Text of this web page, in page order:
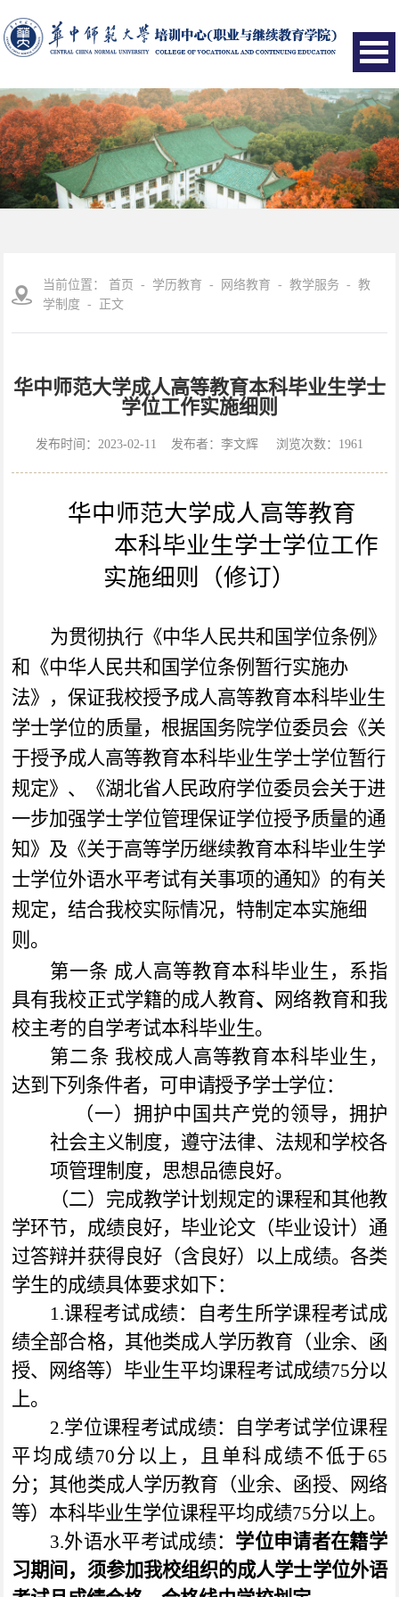
当前位置： 首页 - 学历教育 - 网络教育 -教学服务 -教
学制度 - 正文
华中师范大学成人高等教育本科毕业生学士
学位工作实施细则
发布时间：2023-02-11 发布者：李文辉 浏览次数： 1961
华中师范大学成人高等教育
本科毕业生学士学位工作
实施细则（修订）
为贯彻执行《中华人民共和国学位条例》
和《中华人民共和国学位条例暂行实施办
法》，保证我校授予成人高等教育本科毕业生
学士学位的质量，根据国务院学位委员会《关
于授予成人高等教育本科毕业生学士学位暂行
规定》、《湖北省人民政府学位委员会关于进
一步加强学士学位管理保证学位授予质量的通
知》及《关于高等学历继续教育本科毕业生学
士学位外语水平考试有关事项的通知》的有关
规定，结合我校实际情况，特制定本实施细
则。
第一条 成人高等教育本科毕业生，系指
具有我校正式学籍的成人教育、
网络教育和我
校主考的自学考试本科毕业生。
第二条 我校成人高等教育本科毕业生，
达到下列条件者，可申请授予学士学位：
（一）拥护中国共产党的领导，拥护
社会主义制度，遵守法律、法规和学校各
项管理制度，思想品德良好。
（二）完成教学计划规定的课程和其他教
学环节，成绩良好，毕业论文（毕业设计）通
过答辩并获得良好（含良好）以上成绩。各类
学生的成绩具体要求如下：
1.课程考试成绩：自考生所学课程考试成
绩全部合格，其他类成人学历教育（业余、函
授、网络等）毕业生平均课程考试成绩75分以
上。
2.学位课程考试成绩：自学考试学位课程
平均成绩70分以上，且单科成绩不低于65
分；其他类成人学历教育（业余、函授、网络
等）本科毕业生学位课程平均成绩75分以上。
3.外语水平考试成绩： 学位申请者在籍学
习期间，须参加我校组织的成人学士学位外语